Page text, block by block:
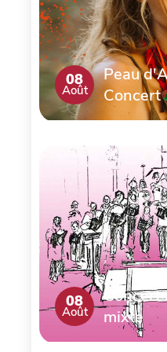
08
Août
Peau
Concert
08
Août
Concert
mixte